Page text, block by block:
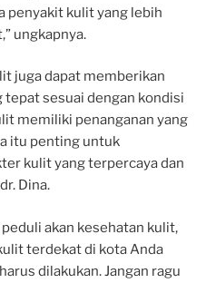
penyakit kulit yang lebih
ungkapnya.
juga dapat memberikan
tepat sesuai dengan kondisi
memiliki penanganan yang
itu penting untuk
kulit yang terpercaya dan
Dina.
akan kesehatan kulit,
terdekat di kota Anda
dilakukan. Jangan ragu